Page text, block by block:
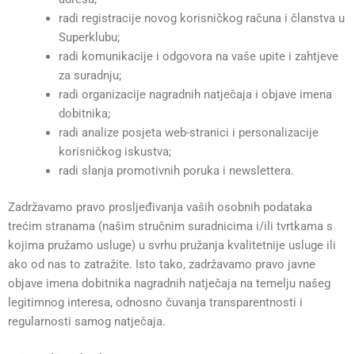
radi registracije novog korisničkog računa i članstva u
Superklubu;
radi komunikacije i odgovora na vaše upite i zahtjeve
za suradnju;
radi organizacije nagradnih natječaja i objave imena
dobitnika;
radi analize posjeta web-stranici i personalizacije
korisničkog iskustva;
radi slanja promotivnih poruka i newslettera.
Zadržavamo pravo prosljeđivanja vaših osobnih podataka
trećim stranama (našim stručnim suradnicima i/ili tvrtkama s
kojima pružamo usluge) u svrhu pružanja kvalitetnije usluge ili
ako od nas to zatražite. Isto tako, zadržavamo pravo javne
objave imena dobitnika nagradnih natječaja na temelju našeg
legitimnog interesa, odnosno čuvanja transparentnosti i
regularnosti samog natječaja.